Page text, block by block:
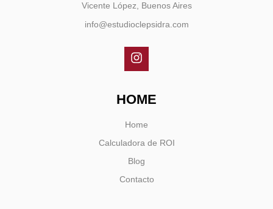
Vicente López, Buenos Aires
info@estudioclepsidra.com
HOME
Home
Calculadora de ROI
Blog
Contacto